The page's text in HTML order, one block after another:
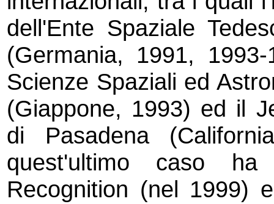
dell'Ente Spaziale
(Germania, 1991,
Scienze Spaziali ed
(Giappone, 1993) ed il
di Pasadena
quest'ultimo caso
Recognition (nel 1999)